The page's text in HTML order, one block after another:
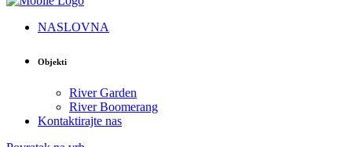
NASLOVNA
Objekti
River Garden
River Boomerang
Kontaktirajte nas